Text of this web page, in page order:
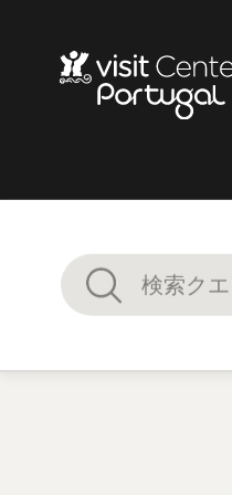
© 2012-2026 TCP/